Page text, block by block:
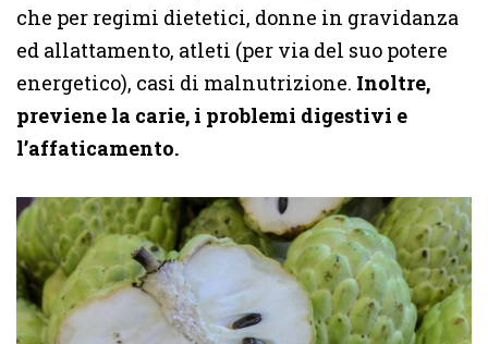
che per regimi dietetici, donne in gravidanza
ed allattamento, atleti (per via del suo potere
energetico), casi di malnutrizione. Inoltre,
previene la carie, i problemi digestivi e
l’affaticamento.